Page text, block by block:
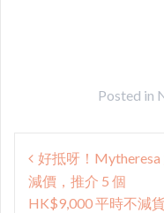
Posted in
Post
navigation
好抵呀！Mytheresa
減價，推介 5 個
HK$9,000 平時不減貨